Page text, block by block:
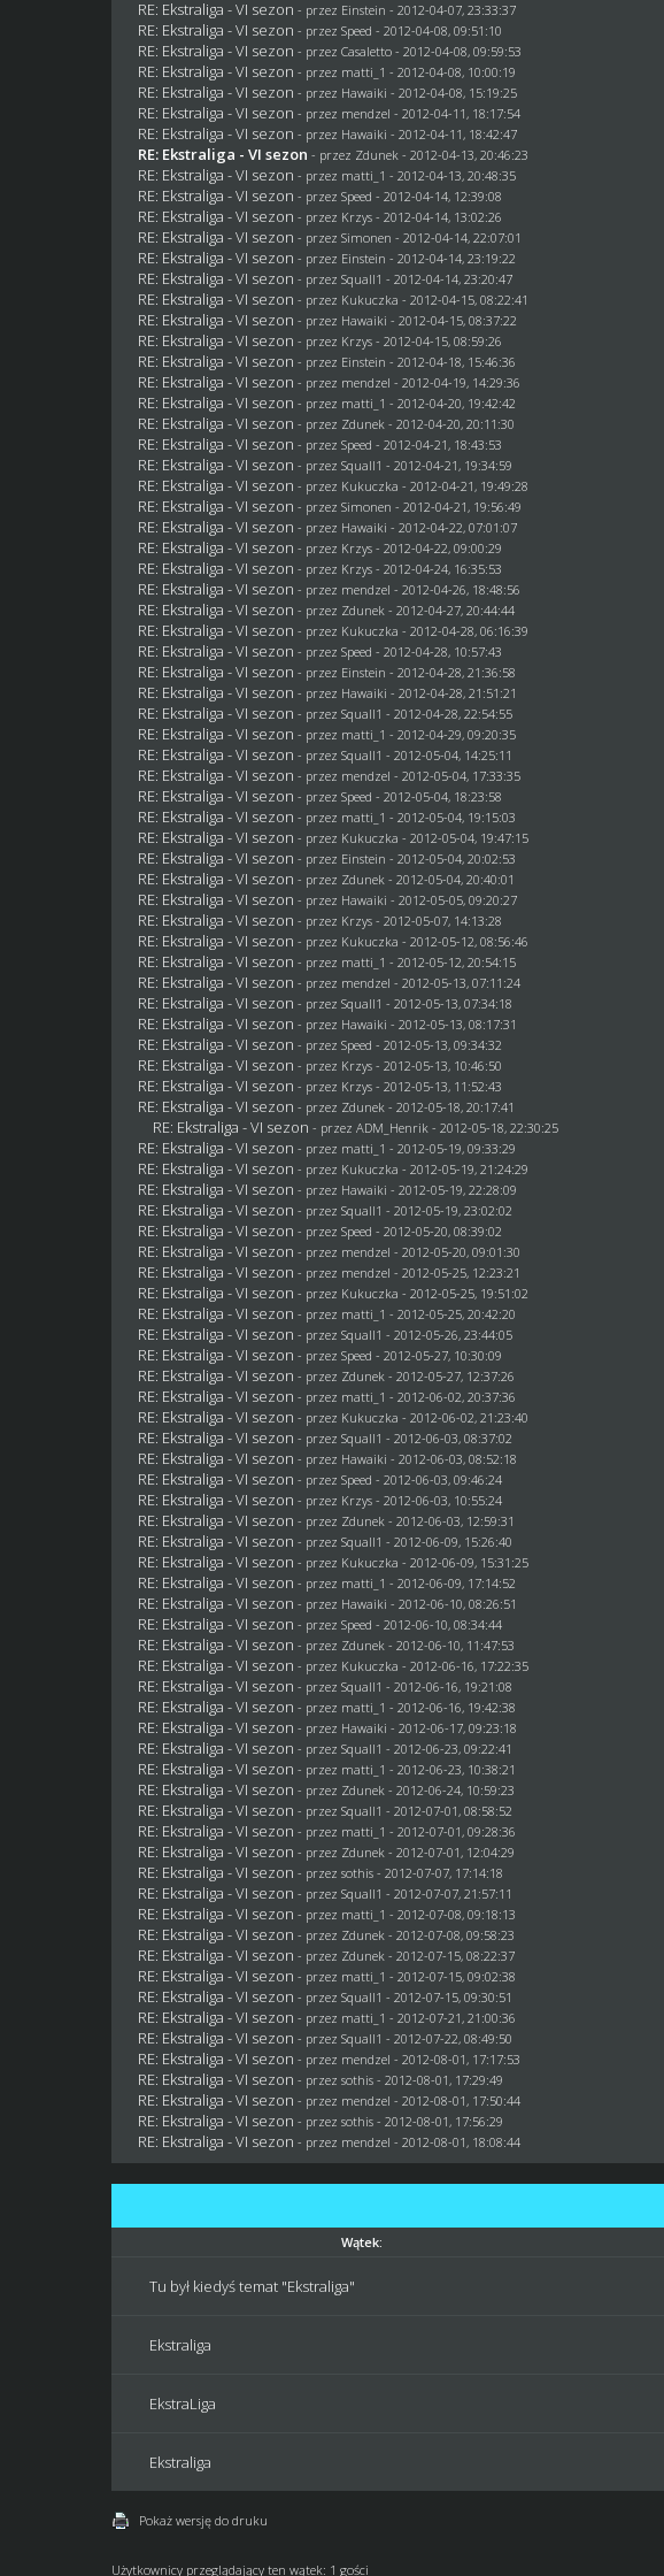
RE: Ekstraliga - VI sezon - przez Einstein - 2012-04-07, 23:33:37
RE: Ekstraliga - VI sezon - przezSpeed - 2012-04-08, 09:51:10
RE: Ekstraliga - VI sezon - przezCasaletto - 2012-04-08, 09:59:53
RE: Ekstraliga - VI sezon - przez matti_1 - 2012-04-08, 10:00:19
RE: Ekstraliga - VI sezon - przez Hawaiki - 2012-04-08, 15:19:25
RE: Ekstraliga - VI sezon - przez mendzel - 2012-04-11, 18:17:54
RE: Ekstraliga - VI sezon - przez Hawaiki - 2012-04-11, 18:42:47
RE: Ekstraliga - VI sezon - przez Zdunek - 2012-04-13, 20:46:23
RE: Ekstraliga - VI sezon - przez matti_1 - 2012-04-13, 20:48:35
RE: Ekstraliga - VI sezon - przezSpeed - 2012-04-14, 12:39:08
RE: Ekstraliga - VI sezon - przez Krzys - 2012-04-14, 13:02:26
RE: Ekstraliga - VI sezon - przezSimonen - 2012-04-14, 22:07:01
RE: Ekstraliga - VI sezon - przez Einstein - 2012-04-14, 23:19:22
RE: Ekstraliga - VI sezon - przezSquall1 - 2012-04-14, 23:20:47
RE: Ekstraliga - VI sezon - przez Kukuczka - 2012-04-15, 08:22:41
RE: Ekstraliga - VI sezon - przez Hawaiki - 2012-04-15, 08:37:22
RE: Ekstraliga - VI sezon - przez Krzys - 2012-04-15, 08:59:26
RE: Ekstraliga - VI sezon - przez Einstein - 2012-04-18, 15:46:36
RE: Ekstraliga - VI sezon - przez mendzel - 2012-04-19, 14:29:36
RE: Ekstraliga - VI sezon - przez matti_1 - 2012-04-20, 19:42:42
RE: Ekstraliga - VI sezon - przez Zdunek - 2012-04-20, 20:11:30
RE: Ekstraliga - VI sezon - przezSpeed - 2012-04-21, 18:43:53
RE: Ekstraliga - VI sezon - przezSquall1 - 2012-04-21, 19:34:59
RE: Ekstraliga - VI sezon - przez Kukuczka - 2012-04-21, 19:49:28
RE: Ekstraliga - VI sezon - przezSimonen - 2012-04-21, 19:56:49
RE: Ekstraliga - VI sezon - przez Hawaiki - 2012-04-22, 07:01:07
RE: Ekstraliga - VI sezon - przez Krzys - 2012-04-22, 09:00:29
RE: Ekstraliga - VI sezon - przez Krzys - 2012-04-24, 16:35:53
RE: Ekstraliga - VI sezon - przez mendzel - 2012-04-26, 18:48:56
RE: Ekstraliga - VI sezon - przez Zdunek - 2012-04-27, 20:44:44
RE: Ekstraliga - VI sezon - przez Kukuczka - 2012-04-28, 06:16:39
RE: Ekstraliga - VI sezon - przezSpeed - 2012-04-28, 10:57:43
RE: Ekstraliga - VI sezon - przez Einstein - 2012-04-28, 21:36:58
RE: Ekstraliga - VI sezon - przez Hawaiki - 2012-04-28, 21:51:21
RE: Ekstraliga - VI sezon - przezSquall1 - 2012-04-28, 22:54:55
RE: Ekstraliga - VI sezon - przez matti_1 - 2012-04-29, 09:20:35
RE: Ekstraliga - VI sezon - przezSquall1 - 2012-05-04, 14:25:11
RE: Ekstraliga - VI sezon - przez mendzel - 2012-05-04, 17:33:35
RE: Ekstraliga - VI sezon - przezSpeed - 2012-05-04, 18:23:58
RE: Ekstraliga - VI sezon - przez matti_1 - 2012-05-04, 19:15:03
RE: Ekstraliga - VI sezon - przez Kukuczka - 2012-05-04, 19:47:15
RE: Ekstraliga - VI sezon - przez Einstein - 2012-05-04, 20:02:53
RE: Ekstraliga - VI sezon - przez Zdunek - 2012-05-04, 20:40:01
RE: Ekstraliga - VI sezon - przez Hawaiki - 2012-05-05, 09:20:27
RE: Ekstraliga - VI sezon - przez Krzys - 2012-05-07, 14:13:28
RE: Ekstraliga - VI sezon - przez Kukuczka - 2012-05-12, 08:56:46
RE: Ekstraliga - VI sezon - przez matti_1 - 2012-05-12, 20:54:15
RE: Ekstraliga - VI sezon - przez mendzel - 2012-05-13, 07:11:24
RE: Ekstraliga - VI sezon - przezSquall1 - 2012-05-13, 07:34:18
RE: Ekstraliga - VI sezon - przez Hawaiki - 2012-05-13, 08:17:31
RE: Ekstraliga - VI sezon - przezSpeed - 2012-05-13, 09:34:32
RE: Ekstraliga - VI sezon - przez Krzys - 2012-05-13, 10:46:50
RE: Ekstraliga - VI sezon - przez Krzys - 2012-05-13, 11:52:43
RE: Ekstraliga - VI sezon - przez Zdunek - 2012-05-18, 20:17:41
RE: Ekstraliga - VI sezon - przezADM_Henrik - 2012-05-18, 22:30:25
RE: Ekstraliga - VI sezon - przez matti_1 - 2012-05-19, 09:33:29
RE: Ekstraliga - VI sezon - przez Kukuczka - 2012-05-19, 21:24:29
RE: Ekstraliga - VI sezon - przez Hawaiki - 2012-05-19, 22:28:09
RE: Ekstraliga - VI sezon - przezSquall1 - 2012-05-19, 23:02:02
RE: Ekstraliga - VI sezon - przezSpeed - 2012-05-20, 08:39:02
RE: Ekstraliga - VI sezon - przez mendzel - 2012-05-20, 09:01:30
RE: Ekstraliga - VI sezon - przez mendzel - 2012-05-25, 12:23:21
RE: Ekstraliga - VI sezon - przez Kukuczka - 2012-05-25, 19:51:02
RE: Ekstraliga - VI sezon - przez matti_1 - 2012-05-25, 20:42:20
RE: Ekstraliga - VI sezon - przezSquall1 - 2012-05-26, 23:44:05
RE: Ekstraliga - VI sezon - przezSpeed - 2012-05-27, 10:30:09
RE: Ekstraliga - VI sezon - przez Zdunek - 2012-05-27, 12:37:26
RE: Ekstraliga - VI sezon - przez matti_1 - 2012-06-02, 20:37:36
RE: Ekstraliga - VI sezon - przez Kukuczka - 2012-06-02, 21:23:40
RE: Ekstraliga - VI sezon - przezSquall1 - 2012-06-03, 08:37:02
RE: Ekstraliga - VI sezon - przez Hawaiki - 2012-06-03, 08:52:18
RE: Ekstraliga - VI sezon - przezSpeed - 2012-06-03, 09:46:24
RE: Ekstraliga - VI sezon - przez Krzys - 2012-06-03, 10:55:24
RE: Ekstraliga - VI sezon - przez Zdunek - 2012-06-03, 12:59:31
RE: Ekstraliga - VI sezon - przezSquall1 - 2012-06-09, 15:26:40
RE: Ekstraliga - VI sezon - przez Kukuczka - 2012-06-09, 15:31:25
RE: Ekstraliga - VI sezon - przez matti_1 - 2012-06-09, 17:14:52
RE: Ekstraliga - VI sezon - przez Hawaiki - 2012-06-10, 08:26:51
RE: Ekstraliga - VI sezon - przezSpeed - 2012-06-10, 08:34:44
RE: Ekstraliga - VI sezon - przez Zdunek - 2012-06-10, 11:47:53
RE: Ekstraliga - VI sezon - przez Kukuczka - 2012-06-16, 17:22:35
RE: Ekstraliga - VI sezon - przezSquall1 - 2012-06-16, 19:21:08
RE: Ekstraliga - VI sezon - przez matti_1 - 2012-06-16, 19:42:38
RE: Ekstraliga - VI sezon - przez Hawaiki - 2012-06-17, 09:23:18
RE: Ekstraliga - VI sezon - przezSquall1 - 2012-06-23, 09:22:41
RE: Ekstraliga - VI sezon - przez matti_1 - 2012-06-23, 10:38:21
RE: Ekstraliga - VI sezon - przez Zdunek - 2012-06-24, 10:59:23
RE: Ekstraliga - VI sezon - przezSquall1 - 2012-07-01, 08:58:52
RE: Ekstraliga - VI sezon - przez matti_1 - 2012-07-01, 09:28:36
RE: Ekstraliga - VI sezon - przez Zdunek - 2012-07-01, 12:04:29
RE: Ekstraliga - VI sezon - przezsothis - 2012-07-07, 17:14:18
RE: Ekstraliga - VI sezon - przezSquall1 - 2012-07-07, 21:57:11
RE: Ekstraliga - VI sezon - przez matti_1 - 2012-07-08, 09:18:13
RE: Ekstraliga - VI sezon - przez Zdunek - 2012-07-08, 09:58:23
RE: Ekstraliga - VI sezon - przez Zdunek - 2012-07-15, 08:22:37
RE: Ekstraliga - VI sezon - przez matti_1 - 2012-07-15, 09:02:38
RE: Ekstraliga - VI sezon - przezSquall1 - 2012-07-15, 09:30:51
RE: Ekstraliga - VI sezon - przez matti_1 - 2012-07-21, 21:00:36
RE: Ekstraliga - VI sezon - przezSquall1 - 2012-07-22, 08:49:50
RE: Ekstraliga - VI sezon - przez mendzel - 2012-08-01, 17:17:53
RE: Ekstraliga - VI sezon - przezsothis - 2012-08-01, 17:29:49
RE: Ekstraliga - VI sezon - przez mendzel - 2012-08-01, 17:50:44
RE: Ekstraliga - VI sezon - przezsothis - 2012-08-01, 17:56:29
RE: Ekstraliga - VI sezon - przez mendzel - 2012-08-01, 18:08:44
Wątek:
Tu był kiedyś temat "Ekstraliga"
Ekstraliga
EkstraLiga
Ekstraliga
Pokaż wersję do druku
Użytkownicy przeglądający ten wątek: 1 gości